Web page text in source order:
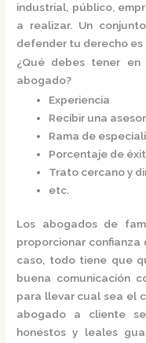
industrial, público,
a realizar. Un
defender tu derecho es
¿Qué debes tener
abogado?
Experiencia
Recibir una
Rama de
Porcentaje de
Trato cercano y
etc.
Los abogados de
proporcionar
caso, todo tiene que
buena comunicación
para llevar cual sea el
abogado a cliente
honestos y leales